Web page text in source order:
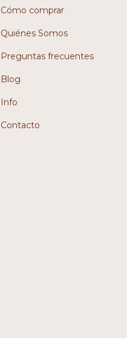
Cómo comprar
Quiénes Somos
Preguntas frecuentes
Blog
Info
Contacto